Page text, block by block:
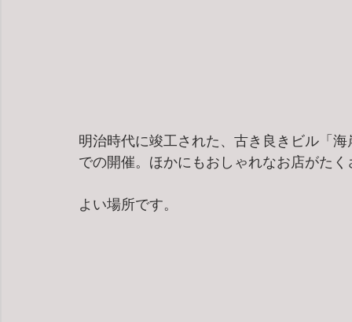
明治時代に竣工された、古き良きビル「
での開催。ほかにもおしゃれなお店がたく
よい場所です。